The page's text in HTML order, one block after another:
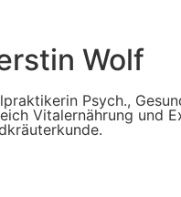
Wolf
Psych.,
Vita­lernäh­rung und